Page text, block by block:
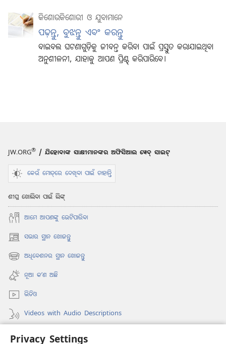
Privacy Settings
କିଶୋରକିଶୋରୀ ଓ ଯୁବାମାନେ
ପଢ଼ନ୍ତୁ, ବୁଝନ୍ତୁ ଏବଂ କରନ୍ତୁ
ବାଇବଲ ଘଟଣାଗୁଡ଼ିକୁ ଜୀବନ୍ତ କରିବା ପାଇଁ ପ୍ରସ୍ତୁତ କରାଯାଇଥିବା
ଅନୁଶୀଳନୀ, ଯାହାକୁ ଆପଣ ପ୍ରିଣ୍ଟ୍‌ କରିପାରିବେ।
JW.ORG® / ଯିହୋବାଙ୍କ ସାକ୍ଷୀମାନଙ୍କର ଅଫିସିଆଲ ୱେବ୍ ସାଇଟ୍
କେଉଁ ମୋଡ୍‌ରେ ଦେଖିବା ପାଇଁ ଚାହାନ୍ତି
ଶୀଘ୍ର ଖୋଲିବା ପାଇଁ ଲିଙ୍କ୍
ଆମେ ଆପଣଙ୍କୁ ଭେଟିପାରିବା
ସଭାର ସ୍ଥାନ ଖୋଜନ୍ତୁ
(opens
new
window)ଅଧିବେଶନର ସ୍ଥାନ ଖୋଜନ୍ତୁ
(opens
new
window)ନୂଆ କʼଣ ଅଛି
ଭିଡିଓ
Videos with Audio Descriptions